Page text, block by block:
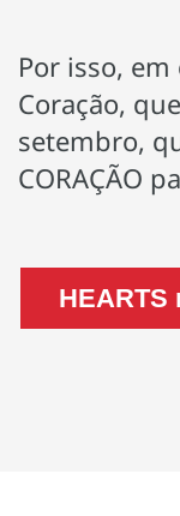
Por isso,
Coração,
setembro,
CORAÇÃO
HEARTS